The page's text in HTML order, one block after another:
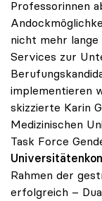
Professorinnen
nicht mehr lange
Services zur
implementieren
skizzierte Karin
Medizinischen
Task Force
Rahmen der
erfolgreich –